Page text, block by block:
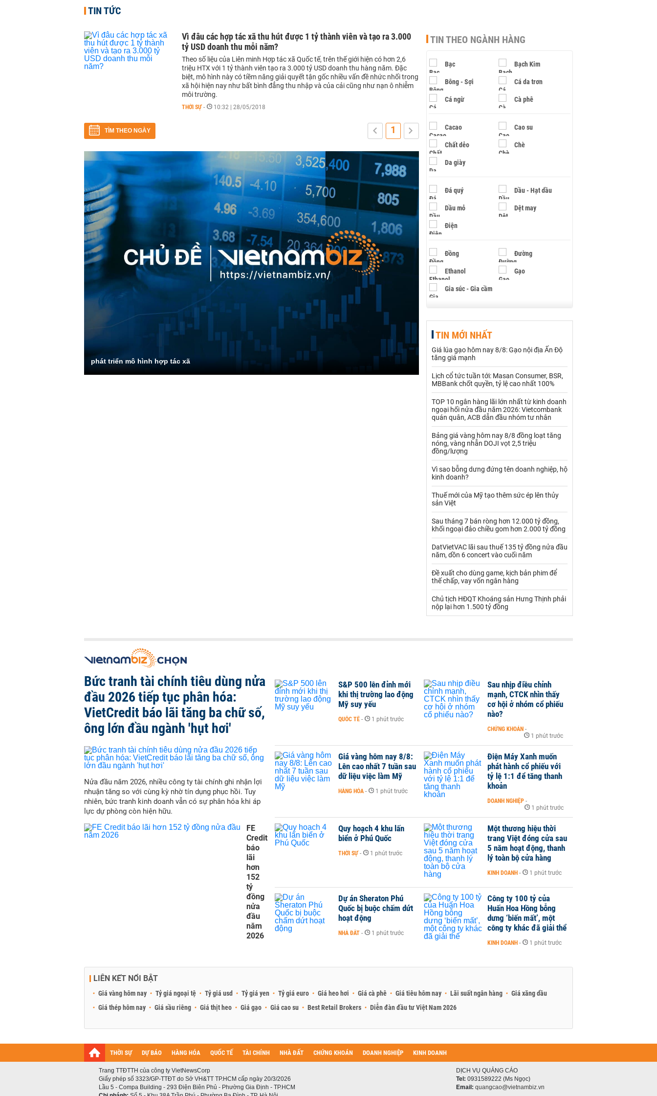
TIN TỨC
Vì đâu các hợp tác xã thu hút được 1 tỷ thành viên và tạo ra 3.000
tỷ USD doanh thu mỗi năm?
Theo số liệu của Liên minh Hợp tác xã Quốc tế, trên thế giới hiện có hơn 2,6
triệu HTX với 1 tỷ thành viên tạo ra 3.000 tỷ USD doanh thu hàng năm. Đặc
biệt, mô hình này có tiềm năng giải quyết tận gốc nhiều vấn đề nhức nhối trong
xã hội hiện nay như bất bình đẳng thu nhập và của cải cũng như nạn ô nhiễm
môi trường.
THỜI SỰ - 10:32 | 28/05/2018
TÌM THEO NGÀY 1
phát triển mô hình hợp tác xã
TIN THEO NGÀNH HÀNG
Bạc Bạch Kim
Bông - Sợi Cá da trơn
Cá ngừ Cà phê
Cacao Cao su
Chất dẻo Chè
Da giày
Đá quý Dầu - Hạt dầu
Dầu mỏ Dệt may
Điện
Đồng Đường
Ethanol Gạo
Gia súc - Gia cầm
Hạt điều
Khí đốt
Kim loại khác Mắc ca
Ngũ cốc
Nhựa - Hạt nhựa
Palladium Phân bón
Rau - Củ -Quả Sắt thép
Sữa
Than
Thủy hải sản khác Tôm
VLXD khác Xăng dầu
Xi măng - Clynker
TIN MỚI NHẤT
Giá lúa gạo hôm nay 8/8: Gạo nội địa Ấn Độ
tăng giá mạnh
Lịch cổ tức tuần tới: Masan Consumer, BSR,
MBBank chốt quyền, tỷ lệ cao nhất 100%
TOP 10 ngân hàng lãi lớn nhất từ kinh doanh
ngoại hối nửa đầu năm 2026: Vietcombank
quán quân, ACB dẫn đầu nhóm tư nhân
Bảng giá vàng hôm nay 8/8 đồng loạt tăng
nóng, vàng nhẫn DOJI vọt 2,5 triệu
đồng/lượng
Vì sao bỗng dưng đứng tên doanh nghiệp, hộ
kinh doanh?
Thuế mới của Mỹ tạo thêm sức ép lên thủy
sản Việt
Sau tháng 7 bán ròng hơn 12.000 tỷ đồng,
khối ngoại đảo chiều gom hơn 2.000 tỷ đồng
DatVietVAC lãi sau thuế 135 tỷ đồng nửa đầu
năm, dồn 6 concert vào cuối năm
Đề xuất cho dùng game, kịch bản phim để
thế chấp, vay vốn ngân hàng
Chủ tịch HĐQT Khoáng sản Hưng Thịnh phải
nộp lại hơn 1.500 tỷ đồng
Bức tranh tài chính tiêu dùng nửa
đầu 2026 tiếp tục phân hóa:
VietCredit báo lãi tăng ba chữ số,
ông lớn đầu ngành 'hụt hơi'
Nửa đầu năm 2026, nhiều công ty tài chính ghi nhận lợi
nhuận tăng so với cùng kỳ nhờ tín dụng phục hồi. Tuy
nhiên, bức tranh kinh doanh vẫn có sự phân hóa khi áp
lực dự phòng còn hiện hữu.
FE
Credit
báo
lãi
hơn
152
tỷ
đồng
nửa
đầu
năm
2026
S&P 500 lên đỉnh mới
khi thị trường lao động
Mỹ suy yếu
QUỐC TẾ - 1 phút trước
Sau nhịp điều chỉnh
mạnh, CTCK nhìn thấy
cơ hội ở nhóm cổ phiếu
nào?
CHỨNG KHOÁN -
1 phút trước
Giá vàng hôm nay 8/8:
Lên cao nhất 7 tuần sau
dữ liệu việc làm Mỹ
HÀNG HÓA - 1 phút trước
Điện Máy Xanh muốn
phát hành cổ phiếu với
tỷ lệ 1:1 để tăng thanh
khoản
DOANH NGHIỆP -
1 phút trước
Quy hoạch 4 khu lấn
biển ở Phú Quốc
THỜI SỰ - 1 phút trước
Một thương hiệu thời
trang Việt đóng cửa sau
5 năm hoạt động, thanh
lý toàn bộ cửa hàng
KINH DOANH - 1 phút trước
Dự án Sheraton Phú
Quốc bị buộc chấm dứt
hoạt động
NHÀ ĐẤT - 1 phút trước
Công ty 100 tỷ của
Huấn Hoa Hồng bỗng
dưng ‘biến mất’, một
công ty khác đã giải thể
KINH DOANH - 1 phút trước
LIÊN KẾT NỔI BẬT
Giá vàng hôm nay Tỷ giá ngoại tệ Tỷ giá usd Tỷ giá yen Tỷ giá euro Giá heo hơi Giá cà phê Giá tiêu hôm nay Lãi suất ngân hàng
Giá xăng dầu
Giá thép hôm nay
Giá sầu riêng Giá thịt heo Giá gạo Giá cao su Best Retail Brokers Diễn đàn đầu tư Việt Nam 2026
THỜI SỰ DỰ BÁO HÀNG HÓA QUỐC TẾ TÀI CHÍNH NHÀ ĐẤT CHỨNG KHOÁN DOANH NGHIỆP KINH DOANH
Trang TTĐTTH của công ty VietNewsCorp
Giấy phép số 3323/GP-TTĐT do Sở VH&TT TP.HCM cấp ngày 20/3/2026
Lầu 5 - Compa Building - 293 Điện Biên Phủ - Phường Gia Định - TP.HCM
DỊCH VỤ QUẢNG CÁO
Tel: 0931589222 (Ms Ngọc)
Email: quangcao@vietnambiz.vn